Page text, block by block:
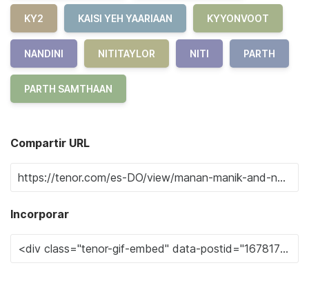
KY2 KAISI YEH YAARIAAN KYYONVOOT
NANDINI NITITAYLOR NITI PARTH
PARTH SAMTHAAN
Compartir URL
Incorporar